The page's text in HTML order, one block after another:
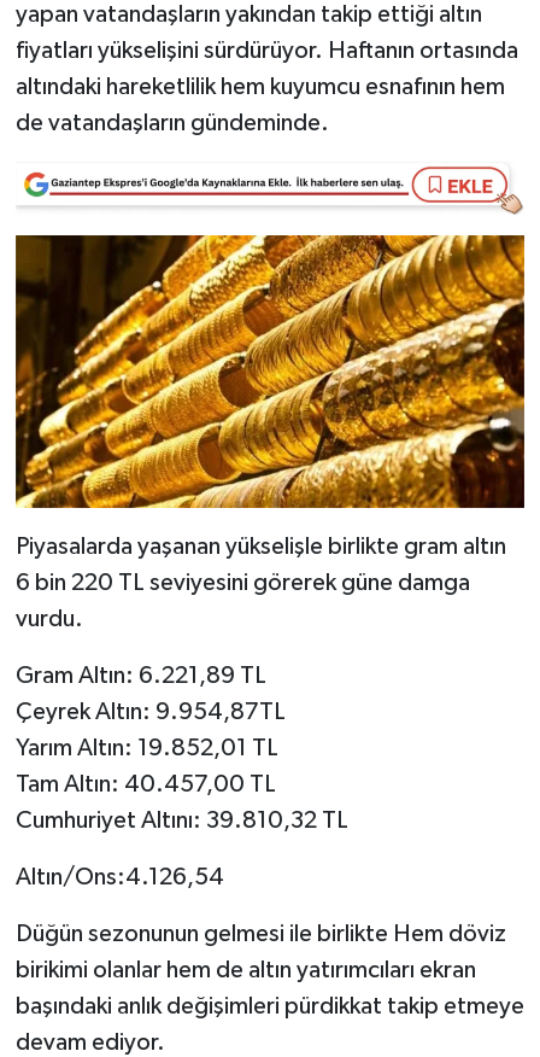
yapan vatandaşların yakından takip ettiği altın
fiyatları yükselişini sürdürüyor. Haftanın ortasında
altındaki hareketlilik hem kuyumcu esnafının hem
de vatandaşların gündeminde.
Piyasalarda yaşanan yükselişle birlikte gram altın
6 bin 220 TL seviyesini görerek güne damga
vurdu.
Gram Altın: 6.221,89 TL
Çeyrek Altın: 9.954,87TL
Yarım Altın: 19.852,01 TL
Tam Altın: 40.457,00 TL
Cumhuriyet Altını: 39.810,32 TL
Altın/Ons:4.126,54
Düğün sezonunun gelmesi ile birlikte Hem döviz
birikimi olanlar hem de altın yatırımcıları ekran
başındaki anlık değişimleri pürdikkat takip etmeye
devam ediyor.
Video Haber
Yaşam